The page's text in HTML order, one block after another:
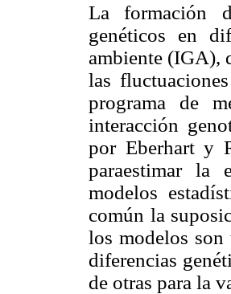
La formación
genéticos en
ambiente (IGA),
las
programa de
interacción
por Eberhart y
paraestimar la
modelos
común la
los modelos son
diferencias
de otras para la